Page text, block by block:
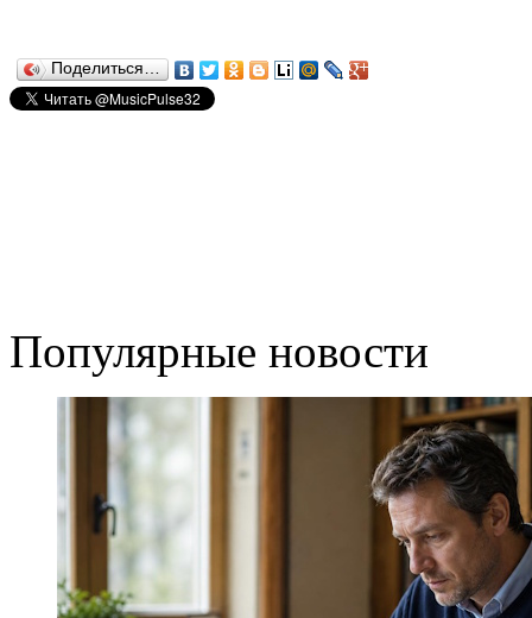
Поделиться…
Популярные новости